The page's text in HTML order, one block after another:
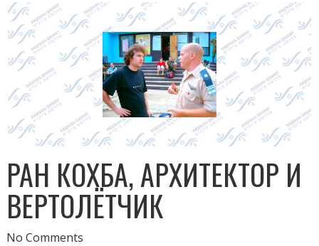
РАН КОХБА, АРХИТЕКТОР И
ВЕРТОЛЁТЧИК
No Comments